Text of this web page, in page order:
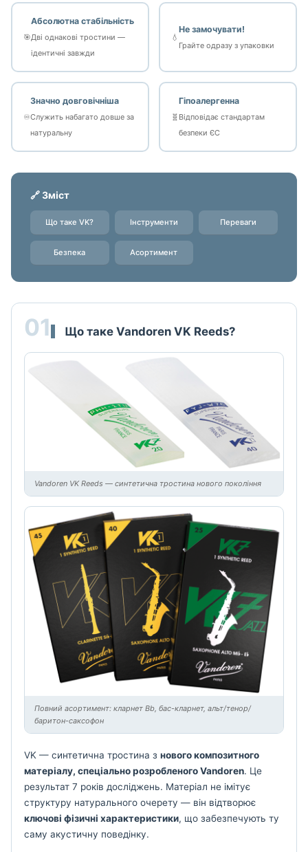
🎯
Абсолютна стабільність
Дві однакові тростини —
ідентичні завжди
💧
Не замочувати!
Грайте одразу з упаковки
♾️
Значно довговічніша
Служить набагато довше за
натуральну
🧬
Гіпоалергенна
Відповідає стандартам
безпеки ЄС
🔗 Зміст
Що таке VK? Інструменти Переваги
Безпека Асортимент
01 Що таке Vandoren VK Reeds?
Vandoren VK Reeds — синтетична тростина нового покоління
Повний асортимент: кларнет Bb, бас-кларнет, альт/тенор/
баритон-саксофон
VK — синтетична тростина з нового композитного
матеріалу, спеціально розробленого Vandoren. Це
результат 7 років досліджень. Матеріал не імітує
структуру натурального очерету — він відтворює
ключові фізичні характеристики, що забезпечують ту
саму акустичну поведінку.